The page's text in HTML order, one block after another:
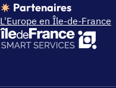
Partenaires
L'Europe en Île-de-France